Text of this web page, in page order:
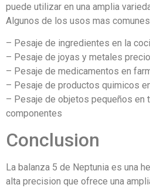
puede utilizar en una amplia
Algunos de los usos mas
– Pesaje de ingredientes en la
– Pesaje de joyas y metales
– Pesaje de medicamentos en
– Pesaje de productos quimicos
– Pesaje de objetos pequeños en
componentes
Conclusion
La balanza 5 de Neptunia es una
alta precision que ofrece una